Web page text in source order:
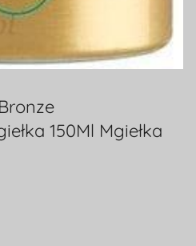
150Ml Mgiełka